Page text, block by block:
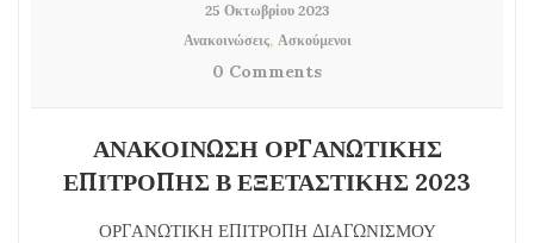
25 Οκτωβρίου 2023
Ανακοινώσεις, Ασκούμενοι
0 Comments
ΑΝΑΚΟΙΝΩΣΗ ΟΡΓΑΝΩΤΙΚΗΣ
ΕΠΙΤΡΟΠΗΣ Β ΕΞΕΤΑΣΤΙΚΗΣ 2023
ΟΡΓΑΝΩΤΙΚΗ ΕΠΙΤΡΟΠΗ ΔΙΑΓΩΝΙΣΜΟΥ